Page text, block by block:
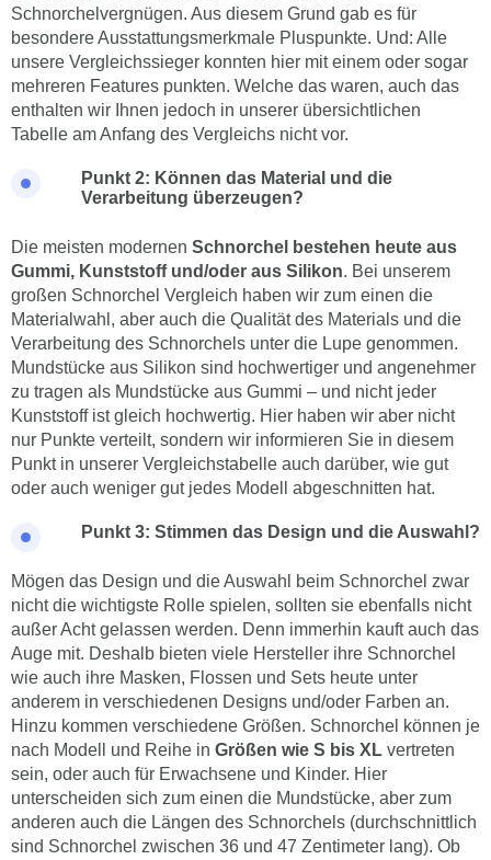
Schnorchelvergnügen. Aus diesem Grund gab es für
besondere Ausstattungsmerkmale Pluspunkte. Und: Alle
unsere Vergleichssieger konnten hier mit einem oder sogar
mehreren Features punkten. Welche das waren, auch das
enthalten wir Ihnen jedoch in unserer übersichtlichen
Tabelle am Anfang des Vergleichs nicht vor.
Punkt 2: Können das Material und die
Verarbeitung überzeugen?
Die meisten modernen Schnorchel bestehen heute aus
Gummi, Kunststoff und/oder aus Silikon. Bei unserem
großen Schnorchel Vergleich haben wir zum einen die
Materialwahl, aber auch die Qualität des Materials und die
Verarbeitung des Schnorchels unter die Lupe genommen.
Mundstücke aus Silikon sind hochwertiger und angenehmer
zu tragen als Mundstücke aus Gummi – und nicht jeder
Kunststoff ist gleich hochwertig. Hier haben wir aber nicht
nur Punkte verteilt, sondern wir informieren Sie in diesem
Punkt in unserer Vergleichstabelle auch darüber, wie gut
oder auch weniger gut jedes Modell abgeschnitten hat.
Punkt 3: Stimmen das Design und die Auswahl?
Mögen das Design und die Auswahl beim Schnorchel zwar
nicht die wichtigste Rolle spielen, sollten sie ebenfalls nicht
außer Acht gelassen werden. Denn immerhin kauft auch das
Auge mit. Deshalb bieten viele Hersteller ihre Schnorchel
wie auch ihre Masken, Flossen und Sets heute unter
anderem in verschiedenen Designs und/oder Farben an.
Hinzu kommen verschiedene Größen. Schnorchel können je
nach Modell und Reihe in Größen wie S bis XL vertreten
sein, oder auch für Erwachsene und Kinder. Hier
unterscheiden sich zum einen die Mundstücke, aber zum
anderen auch die Längen des Schnorchels (durchschnittlich
sind Schnorchel zwischen 36 und 47 Zentimeter lang). Ob